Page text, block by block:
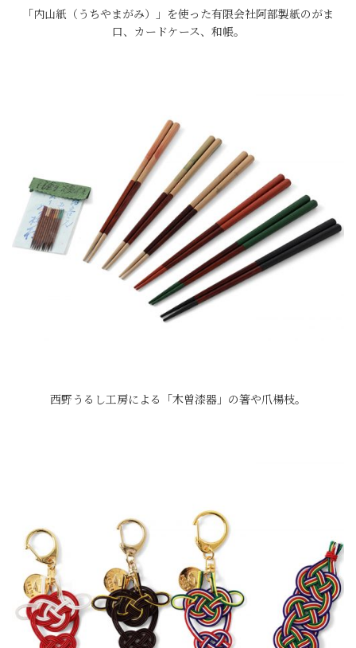
「内山紙（うちやまがみ）」を使った有限会社阿部製紙のがま
口、カードケース、和帳。
西野うるし工房による「木曽漆器」の箸や爪楊枝。